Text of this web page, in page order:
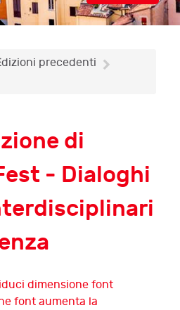
precedenti
di
- Dialoghi
dimensione font
aumenta la